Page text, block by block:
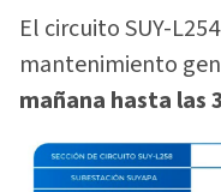
El circuito SUY-
mantenimiento
mañana hasta las